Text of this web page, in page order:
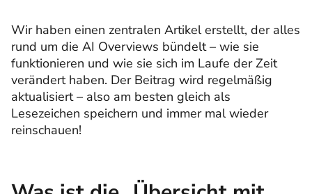
Wir haben einen zentralen Artikel erstellt, der alles
rund um die AI Overviews bündelt – wie sie
funktionieren und wie sie sich im Laufe der Zeit
verändert haben. Der Beitrag wird regelmäßig
aktualisiert – also am besten gleich als
Lesezeichen speichern und immer mal wieder
reinschauen!